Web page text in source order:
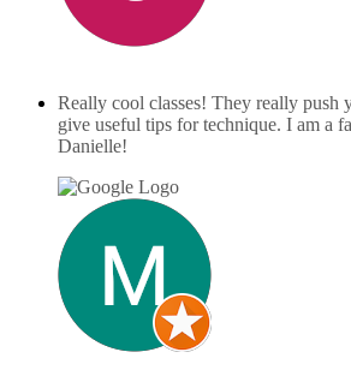
Really cool classes! They really push
give useful tips for technique. I am a
Danielle!